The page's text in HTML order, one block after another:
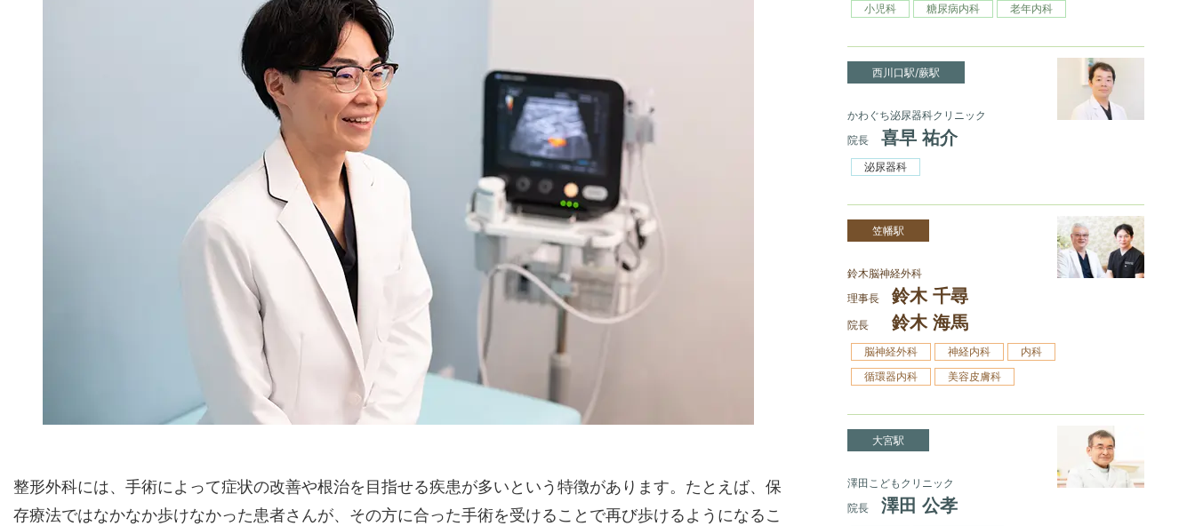
整形外科には、手術によって症状の改善や根治を目指せる疾患が多いという特徴があります。たとえば、保
存療法ではなかなか歩けなかった患者さんが、その方に合った手術を受けることで再び歩けるようになるこ
小児科
糖尿病内科 老年内科
西川口駅/蕨駅
かわぐち泌尿器科クリニック
院長
喜早 祐介
泌尿器科
笠幡駅
鈴木脳神経外科
理事長
鈴木 千尋
院長 鈴木 海馬
脳神経外科 神経内科
内科
循環器内科
美容皮膚科
大宮駅
澤田こどもクリニック
院長
澤田 公孝